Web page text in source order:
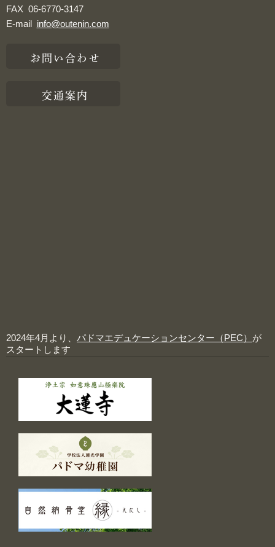
FAX 06-6770-3147
E-mail info@outenin.com
お問い合わせ
交通案内
2024年4月より、 パドマエデュケーションセンター（PEC） が
スタートします